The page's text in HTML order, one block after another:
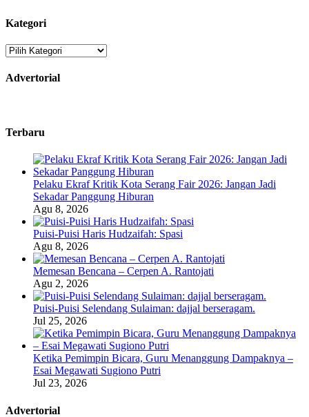
Kategori
Kategori
Advertorial
Terbaru
Pelaku Ekraf Kritik Kota Serang Fair 2026: Jangan Jadi
Sekadar Panggung Hiburan
Agu 8, 2026
Puisi-Puisi Haris Hudzaifah: Spasi
Agu 8, 2026
Memesan Bencana – Cerpen A. Rantojati
Agu 2, 2026
Puisi-Puisi Selendang Sulaiman: dajjal berseragam.
Jul 25, 2026
Ketika Pemimpin Bicara, Guru Menanggung Dampaknya –
Esai Megawati Sugiono Putri
Jul 23, 2026
Advertorial